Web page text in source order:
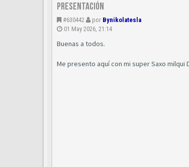
Presentación
#630442 por Bynikolatesla
01 May 2026, 21:14
Buenas a todos.
Me presento aquí con mi super Saxo milqui